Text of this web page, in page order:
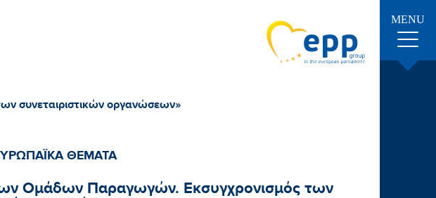
MENU
συνεταιριστικών οργανώσεων»
ΘΕΜΑΤΑ
Ομάδων Παραγωγών. Εκσυγχρονισμός των